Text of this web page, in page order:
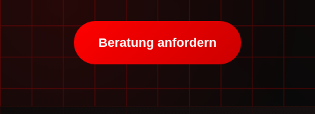
Beratung anfordern